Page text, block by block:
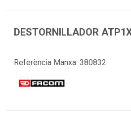
DESTORNILLADOR
Referència Manxa: 380832